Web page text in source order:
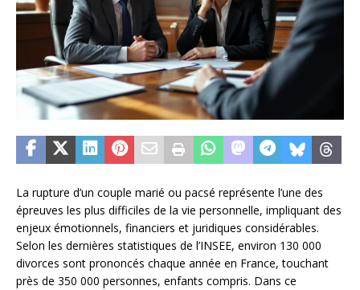
La rupture d’un couple marié ou pacsé représente l’une des
épreuves les plus difficiles de la vie personnelle, impliquant des
enjeux émotionnels, financiers et juridiques considérables.
Selon les dernières statistiques de l’INSEE, environ 130 000
divorces sont prononcés chaque année en France, touchant
près de 350 000 personnes, enfants compris. Dans ce